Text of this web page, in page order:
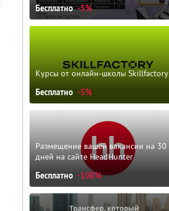
Бесплатно -5%
Курсы от онлайн-школы Skillfactory
Бесплатно -5%
Размещение вашей вакансии на 30
дней на сайте HeadHunter
Бесплатно -100%